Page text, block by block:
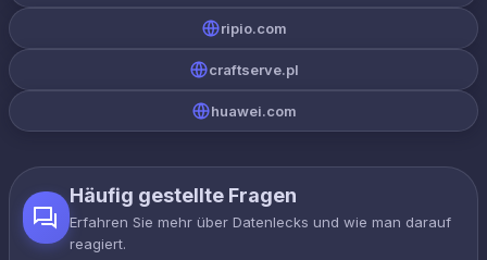
ripio.com
craftserve.pl
huawei.com
Häufig gestellte Fragen
Erfahren Sie mehr über Datenlecks und wie man darauf
reagiert.